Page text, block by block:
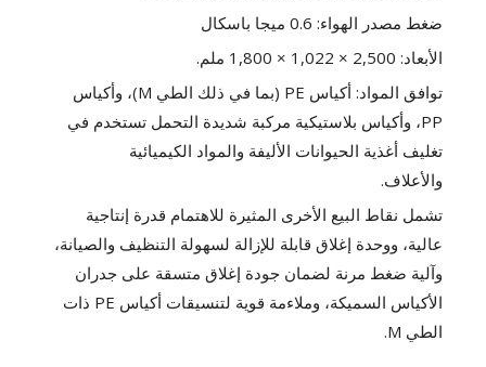
ضغط مصدر الهواء: 0.6 ميجا باسكال
الأبعاد: 2,500 × 1,022 × 1,800 ملم.
توافق المواد: أكياس PE (بما في ذلك الطي M)، وأكياس
PP، وأكياس بلاستيكية مركبة شديدة التحمل تستخدم في
تغليف أغذية الحيوانات الأليفة والمواد الكيميائية
والأعلاف.
تشمل نقاط البيع الأخرى المثيرة للاهتمام قدرة إنتاجية
عالية، ووحدة إغلاق قابلة للإزالة لسهولة التنظيف والصيانة،
وآلية ضغط مرنة لضمان جودة إغلاق متسقة على جدران
الأكياس السميكة، وملاءمة قوية لتنسيقات أكياس PE ذات
الطي M.